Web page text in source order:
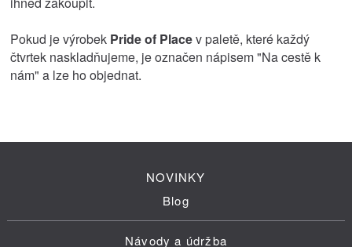
Pokud je výrobek Pride of Placev paletě, které každý
čtvrtek naskladňujeme, je označen nápisem "Na cestě k
nám" a lze ho objednat.
NOVINKY
Blog
Návody a údržba